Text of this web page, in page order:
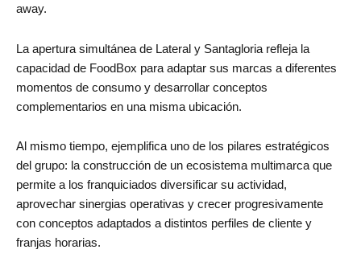
away.
La apertura simultánea de Lateral y Santagloria refleja la
capacidad de FoodBox para adaptar sus marcas a diferentes
momentos de consumo y desarrollar conceptos
complementarios en una misma ubicación.
Al mismo tiempo, ejemplifica uno de los pilares estratégicos
del grupo: la construcción de un ecosistema multimarca que
permite a los franquiciados diversificar su actividad,
aprovechar sinergias operativas y crecer progresivamente
con conceptos adaptados a distintos perfiles de cliente y
franjas horarias.